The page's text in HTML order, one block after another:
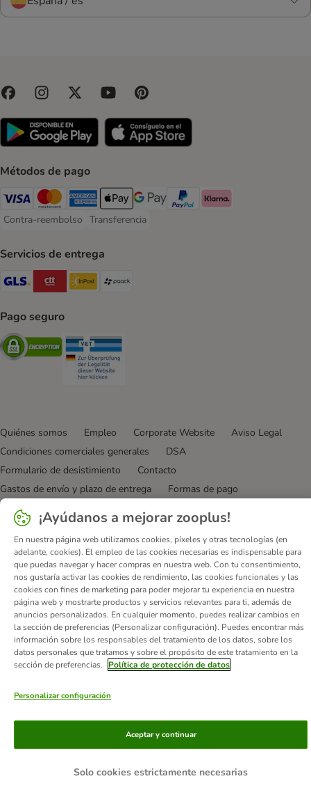
Métodos de pago
Visa Payment Method
Mastercard Payment Method
American Express Payment Method
Apple Pay Payment Method
Google Pay Payment Method
PayPal Payment Method
Klarna Payment Method
Contra-reembolso
Contra-reembolso Payment Method
Transferencia
Transferencia Payment Method
Servicios de entrega
GLS Shipping Method
CTTExpress Shipping Method
InPost Shipping Method
Pago seguro
Security
Quiénes somos Empleo Corporate Website
Aviso Legal
Condiciones comerciales generales
DSA
Formulario de desistimiento
Contacto
Gastos de envío y plazo de entrega
Formas de pago
Programa de afiliación
Declaración de accesibilidad
© zooplus SE 2026
¡Ayúdanos a mejorar zooplus!
En nuestra página web utilizamos cookies, píxeles y otras tecnologías (en
adelante, cookies). El empleo de las cookies necesarias es indispensable para
que puedas navegar y hacer compras en nuestra web. Con tu consentimiento,
nos gustaría activar las cookies de rendimiento, las cookies funcionales y las
cookies con fines de marketing para poder mejorar tu experiencia en nuestra
página web y mostrarte productos y servicios relevantes para ti, además de
anuncios personalizados. En cualquier momento, puedes realizar cambios en
la sección de preferencias (Personalizar configuración). Puedes encontrar más
información sobre los responsables del tratamiento de los datos, sobre los
datos personales que tratamos y sobre el propósito de este tratamiento en la
sección de preferencias.
Política de protección de datos
Personalizar configuración
Solo cookies estrictamente necesarias
Aceptar y continuar